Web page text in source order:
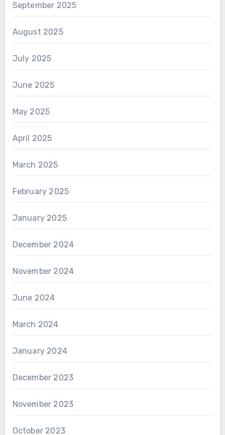
September 2025
August 2025
July 2025
June 2025
May 2025
April 2025
March 2025
February 2025
January 2025
December 2024
November 2024
June 2024
March 2024
January 2024
December 2023
November 2023
October 2023